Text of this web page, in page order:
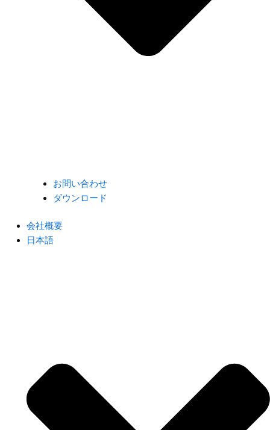
お問い合わせ
ダウンロード
会社概要
日本語